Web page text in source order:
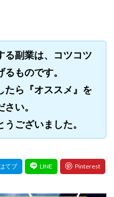
る副業は、コツコツ
ものです。
たら『オススメ』を
い。
ございました。
フォトレ
ょうパラダイス
ラックサタン(Black Satan)
式会社
け!?)
ホーム合同会社
マイリスト(My List)